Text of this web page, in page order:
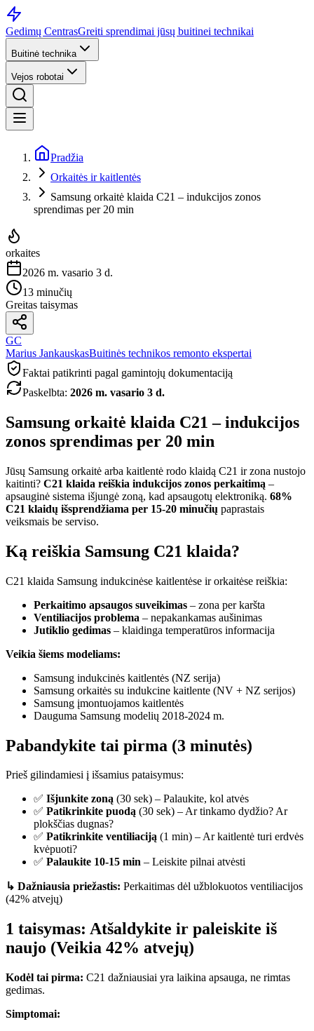
Gedimų CentrasGreiti sprendimai jūsų buitinei technikai
Buitinė technika
Vejos robotai
Pradžia
Orkaitės ir kaitlentės
Samsung orkaitė klaida C21 – indukcijos zonos
sprendimas per 20 min
orkaites
2026 m. vasario 3 d.
13 minučių
Greitas taisymas
GC
Marius JankauskasBuitinės technikos remonto ekspertai
Faktai patikrinti pagal gamintojų dokumentaciją
Paskelbta: 2026 m. vasario 3 d.
Samsung orkaitė klaida C21 – indukcijos
zonos sprendimas per 20 min
Jūsų Samsung orkaitė arba kaitlentė rodo klaidą C21 ir zona nustojo
kaitinti? C21 klaida reiškia indukcijos zonos perkaitimą –
apsauginė sistema išjungė zoną, kad apsaugotų elektroniką. 68%
C21 klaidų išsprendžiama per 15-20 minučių paprastais
veiksmais be serviso.
Ką reiškia Samsung C21 klaida?
C21 klaida Samsung indukcinėse kaitlentėse ir orkaitėse reiškia:
Perkaitimo apsaugos suveikimas – zona per karšta
Ventiliacijos problema – nepakankamas aušinimas
Jutiklio gedimas – klaidinga temperatūros informacija
Veikia šiems modeliams:
Samsung indukcinės kaitlentės (NZ serija)
Samsung orkaitės su indukcine kaitlente (NV + NZ serijos)
Samsung įmontuojamos kaitlentės
Dauguma Samsung modelių 2018-2024 m.
Pabandykite tai pirma (3 minutės)
Prieš gilindamiesi į išsamius pataisymus:
✅ Išjunkite zoną (30 sek) – Palaukite, kol atvės
✅ Patikrinkite puodą (30 sek) – Ar tinkamo dydžio? Ar
plokščias dugnas?
✅ Patikrinkite ventiliaciją (1 min) – Ar kaitlentė turi erdvės
kvėpuoti?
✅ Palaukite 10-15 min – Leiskite pilnai atvėsti
↳ Dažniausia priežastis: Perkaitimas dėl užblokuotos ventiliacijos
(42% atvejų)
1 taisymas: Atšaldykite ir paleiskite iš
naujo (Veikia 42% atvejų)
Kodėl tai pirma: C21 dažniausiai yra laikina apsauga, ne rimtas
gedimas.
Simptomai: